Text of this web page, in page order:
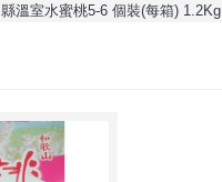
溫室水蜜桃5-6 個裝(每箱) 1.2Kg